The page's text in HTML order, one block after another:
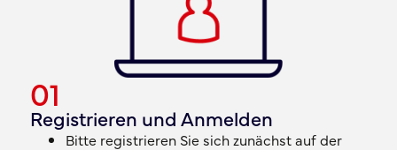
01
Registrieren und Anmelden
Bitte registrieren Sie sich zunächst auf der